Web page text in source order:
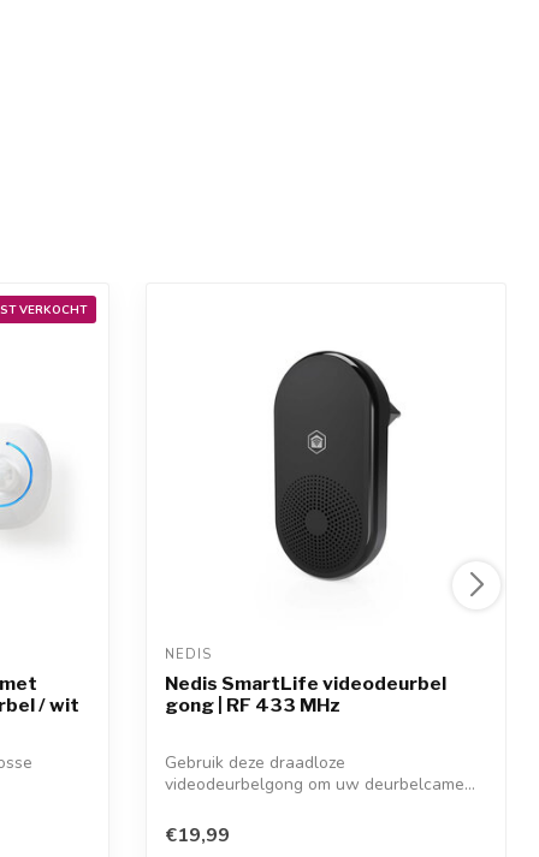
VERKOCHT
/ wit
NEDIS
Nedis SmartLife videodeurbel
gong | RF 433 MHz
Gebruik deze draadloze
videodeurbelgong om uw deurbelcame...
€19,99